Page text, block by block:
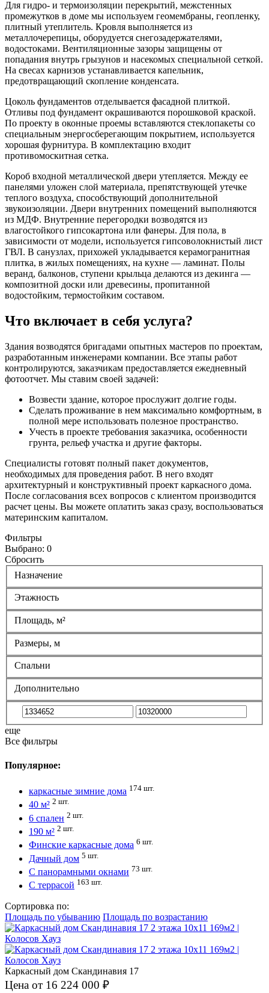
Для гидро- и термоизоляции перекрытий, межстенных
промежутков в доме мы используем геомембраны, геопленку,
плитный утеплитель. Кровля выполняется из
металлочерепицы, оборудуется снегозадержателями,
водостоками. Вентиляционные зазоры защищены от
попадания внутрь грызунов и насекомых специальной сеткой.
На свесах карнизов устанавливается капельник,
предотвращающий скопление конденсата.
Цоколь фундаментов отделывается фасадной плиткой.
Отливы под фундамент окрашиваются порошковой краской.
По проекту в оконные проемы вставляются стеклопакеты со
специальным энергосберегающим покрытием, используется
хорошая фурнитура. В комплектацию входит
противомоскитная сетка.
Короб входной металлической двери утепляется. Между ее
панелями уложен слой материала, препятствующей утечке
теплого воздуха, способствующий дополнительной
звукоизоляции. Двери внутренних помещений выполняются
из МДФ. Внутренние перегородки возводятся из
влагостойкого гипсокартона или фанеры. Для пола, в
зависимости от модели, используется гипсоволокнистый лист
ГВЛ. В санузлах, прихожей укладывается керамогранитная
плитка, в жилых помещениях, на кухне — ламинат. Полы
веранд, балконов, ступени крыльца делаются из декинга —
композитной доски или древесины, пропитанной
водостойким, термостойким составом.
Что включает в себя услуга?
Здания возводятся бригадами опытных мастеров по проектам,
разработанным инженерами компании. Все этапы работ
контролируются, заказчикам предоставляется ежедневный
фотоотчет. Мы ставим своей задачей:
Возвести здание, которое прослужит долгие годы.
Сделать проживание в нем максимально комфортным, в
полной мере использовать полезное пространство.
Учесть в проекте требования заказчика, особенности
грунта, рельеф участка и другие факторы.
Специалисты готовят полный пакет документов,
необходимых для проведения работ. В него входят
архитектурный и конструктивный проект каркасного дома.
После согласования всех вопросов с клиентом производится
расчет цены. Вы можете оплатить заказ сразу, воспользоваться
материнским капиталом.
Фильтры
Выбрано: 0
Сбросить
Назначение
Этажность
Площадь, м²
Размеры, м
Спальни
Дополнительно
еще
Все фильтры
Популярное:
каркасные зимние дома 174 шт.
40 м² 2 шт.
6 спален 2 шт.
190 м² 2 шт.
Финские каркасные дома 6 шт.
Дачный дом 5 шт.
С панорамными окнами 73 шт.
С террасой 163 шт.
Сортировка по:
Площадь по убыванию Площадь по возрастанию
Каркасный дом Скандинавия 17
Цена от 16 224 000 ₽